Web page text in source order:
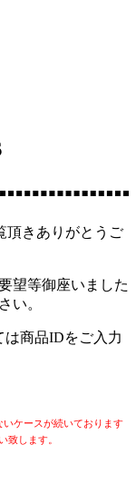
頂きありがとうご
望等御座いました
い。
商品IDをご入力
ケースが続いております
致します。